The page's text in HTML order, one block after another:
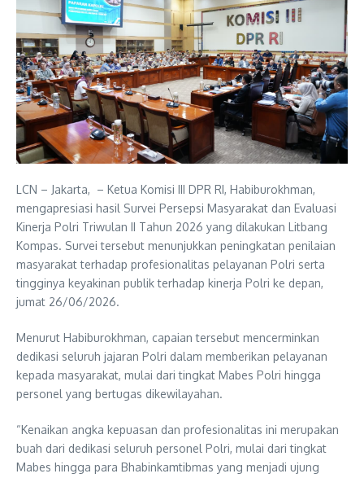
LCN – Jakarta, – Ketua Komisi III DPR RI, Habiburokhman,
mengapresiasi hasil Survei Persepsi Masyarakat dan Evaluasi
Kinerja Polri Triwulan II Tahun 2026 yang dilakukan Litbang
Kompas. Survei tersebut menunjukkan peningkatan penilaian
masyarakat terhadap profesionalitas pelayanan Polri serta
tingginya keyakinan publik terhadap kinerja Polri ke depan,
jumat 26/06/2026.
Menurut Habiburokhman, capaian tersebut mencerminkan
dedikasi seluruh jajaran Polri dalam memberikan pelayanan
kepada masyarakat, mulai dari tingkat Mabes Polri hingga
personel yang bertugas dikewilayahan.
“Kenaikan angka kepuasan dan profesionalitas ini merupakan
buah dari dedikasi seluruh personel Polri, mulai dari tingkat
Mabes hingga para Bhabinkamtibmas yang menjadi ujung